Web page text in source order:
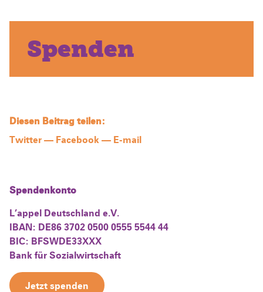
Spenden
Diesen Beitrag teilen:
Twitter — Facebook — E-mail
Spendenkonto
L’appel Deutschland e.V.
IBAN: DE86 3702 0500 0555 5544 44
BIC: BFSWDE33XXX
Bank für Sozialwirtschaft
Jetzt spenden